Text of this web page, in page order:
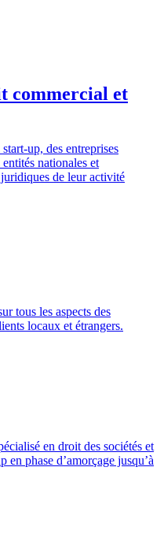
commercial et
up, des entreprises
nationales et
de leur activité
tous les aspects des
locaux et étrangers.
en droit des sociétés et
phase d’amorçage jusqu’à